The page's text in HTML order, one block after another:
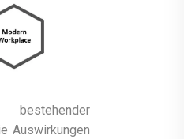
Auswirkungen